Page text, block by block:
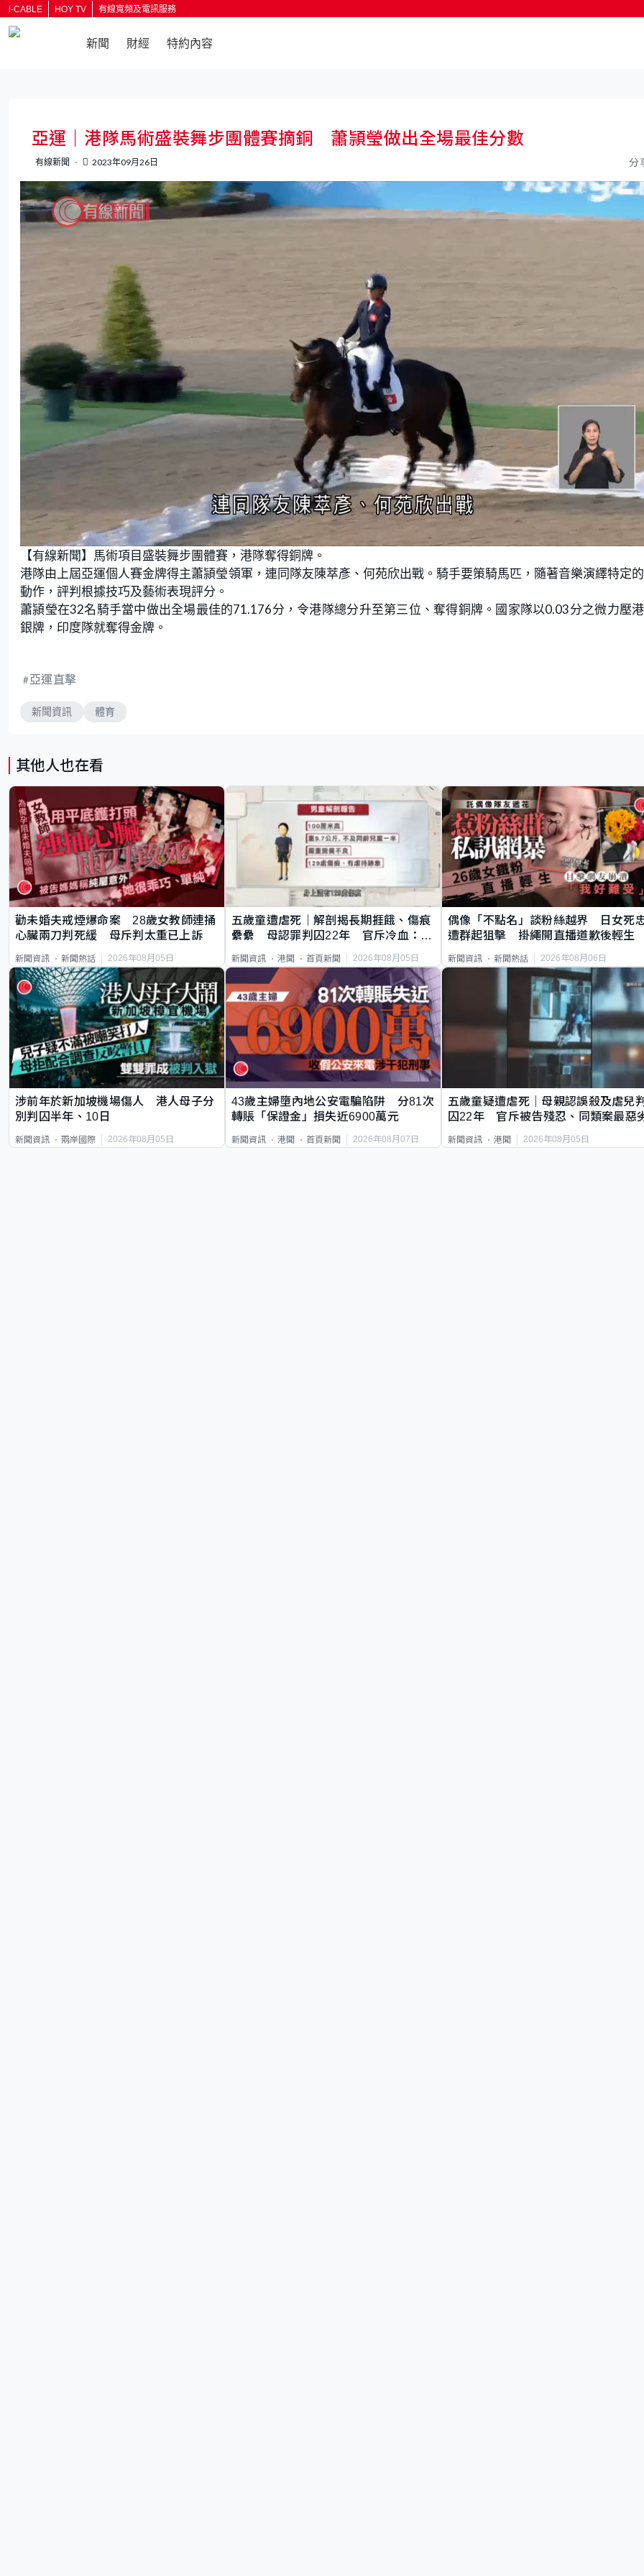
i-CABLE HOY TV 有線寬頻及電訊服務
新聞 財經 特約內容
亞運｜港隊馬術盛裝舞步團體賽摘銅 蕭頴瑩做出全場最佳分數
有線新聞 2023年09月26日 分
n
m
u
e
o
e
d
0
.
0
【有線新聞】馬術項目盛裝舞步團體賽，港隊奪得銅牌。
港隊由上屆亞運個人賽金牌得主蕭頴瑩領軍，連同隊友陳萃彥、何苑欣出戰。騎手要策騎馬匹，隨著音樂演繹特定
動作，評判根據技巧及藝術表現評分。
蕭頴瑩在32名騎手當中做出全場最佳的71.176分，令港隊總分升至第三位、奪得銅牌。國家隊以0.03分之微力壓
銀牌，印度隊就奪得金牌。
亞運直擊
新聞資訊 體育
其他人也在看
勸未婚夫戒煙爆命案 28歲女教師連捅
心臟兩刀判死緩 母斥判太重已上訴
新聞資訊 新聞熱話 2026年08月05日
五歲童遭虐死｜解剖揭長期捱餓、傷痕
纍纍 母認罪判囚22年 官斥冷血：同
新聞資訊 港聞 首頁新聞 2026年08月05日
偶像「不點名」談粉絲越界 日女死
遭群起狙擊 掛繩開直播道歉後輕生
新聞資訊 新聞熱話 2026年08月06日
涉前年於新加坡機場傷人 港人母子分
別判囚半年、10日
新聞資訊 兩岸國際 2026年08月05日
43歲主婦墮內地公安電騙陷阱 分81次
轉賬「保證金」損失近6900萬元
新聞資訊 港聞 首頁新聞 2026年08月07日
五歲童疑遭虐死｜母親認誤殺及虐兒
囚22年 官斥被告殘忍、同類案最惡
新聞資訊 港聞 2026年08月05日